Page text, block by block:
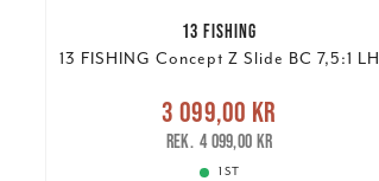
13 FISHING
13 FISHING Concept Z Slide BC 7,5:1 LH
Nuvarande pris
3 099,00 krTidigare pris
4 099,00 kr
3 099,00 kr
4 099,00 kr
1 ST